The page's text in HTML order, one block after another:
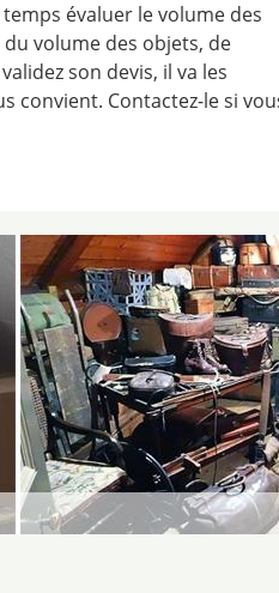
évaluer le volume des
volume des objets, de
son devis, il va les
convient. Contactez-le si